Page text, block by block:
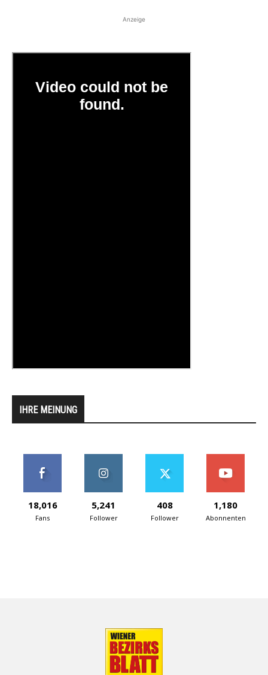
Anzeige
IHRE MEINUNG
18,016
Fans
5,241
Follower
408
Follower
1,180
Abonnenten